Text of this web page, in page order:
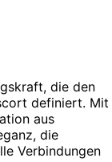
die den
definiert. Mit
aus
die
Verbindungen